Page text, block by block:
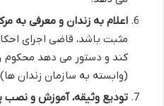
اعلام به زندان و معرفی به
مثبت باشد، قاضی اجرای
کند و دستور می دهد محکوم
(وابسته به سازمان زندان
تودیع وثیقه، آموزش و نصب